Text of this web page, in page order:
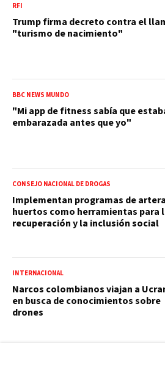
RFI
Trump firma decreto contra el
"turismo de nacimiento"
BBC NEWS MUNDO
"Mi app de fitness sabía que
embarazada antes que yo"
CONSEJO NACIONAL DE DROGAS
Implementan programas de
huertos como herramientas para
recuperación y la inclusión social
INTERNACIONAL
Narcos colombianos viajan a
en busca de conocimientos sobre
drones